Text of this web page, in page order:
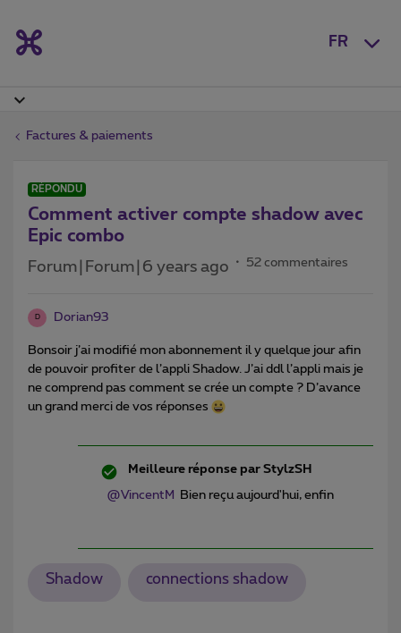
FR
Factures & paiements
RÉPONDU
Comment activer compte shadow avec
Epic combo
Forum|Forum|6 years ago 52 commentaires
D Dorian93
Bonsoir j’ai modifié mon abonnement il y quelque jour afin
de pouvoir profiter de l’appli Shadow. J’ai ddl l’appli mais je
ne comprend pas comment se crée un compte ? D’avance
un grand merci de vos réponses
Meilleure réponse par StylzSH
@VincentM Bien reçu aujourd'hui, enfin
Shadow connections shadow